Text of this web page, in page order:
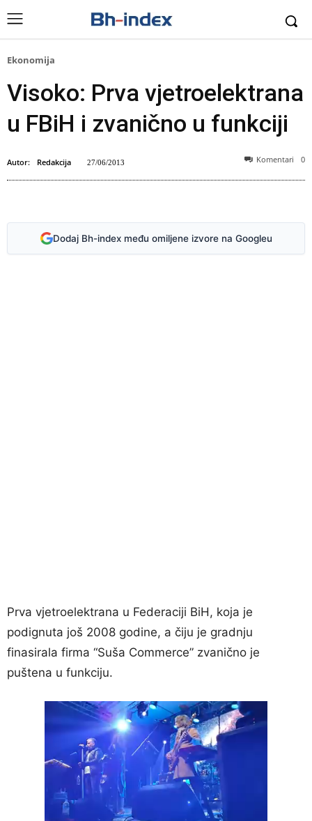
Ekonomija
Visoko: Prva vjetroelektrana
u FBiH i zvanično u funkciji
Autor: Redakcija 27/06/2013 Komentari 0
Dodaj Bh-index među omiljene izvore na Googleu
Prva vjetroelektrana u Federaciji BiH, koja je
podignuta još 2008 godine, a čiju je gradnju
finasirala firma “Suša Commerce” zvanično je
puštena u funkciju.